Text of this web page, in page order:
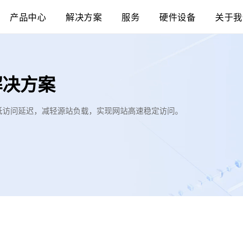
产品中心 解决方案 服务 硬件设备 关于
方案
问延迟，减轻源站负载，实现网站高速稳定访问。